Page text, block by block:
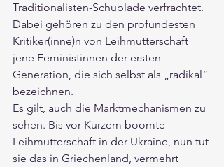
Traditionalisten-Schublade verfrachtet.
Dabei gehören zu den profundesten
Kritiker(inne)n von Leihmutterschaft
jene Feministinnen der ersten
Generation, die sich selbst als „radikal“
bezeichnen.
Es gilt, auch die Marktmechanismen zu
sehen. Bis vor Kurzem boomte
Leihmutterschaft in der Ukraine, nun tut
sie das in Griechenland, vermehrt